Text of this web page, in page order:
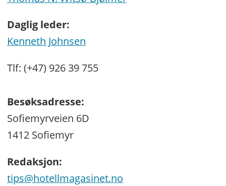
Daglig leder:
Kenneth Johnsen
Tlf: (+47) 926 39 755
Besøksadresse:
Sofiemyrveien 6D
1412 Sofiemyr
Redaksjon:
tips@hotellmagasinet.no